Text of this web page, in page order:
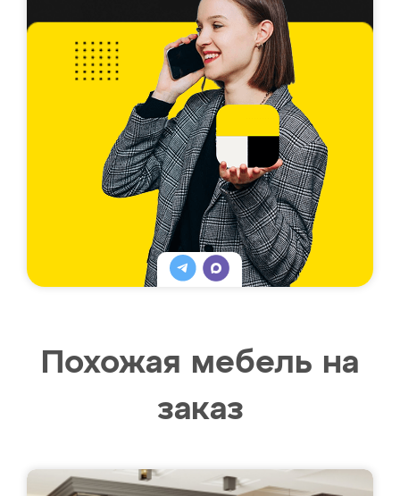
Похожая мебель на
заказ